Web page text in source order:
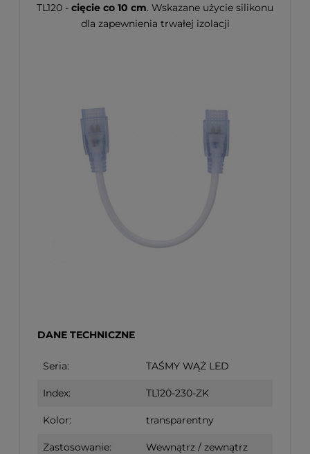
TL120 - cięcie co 10 cm. Wskazane użycie silikonu
dla zapewnienia trwałej izolacji
DANE TECHNICZNE
Seria: TAŚMY WĄŻ LED
Index: TL120-230-ZK
Kolor: transparentny
Zastosowanie: Wewnątrz / zewnątrz